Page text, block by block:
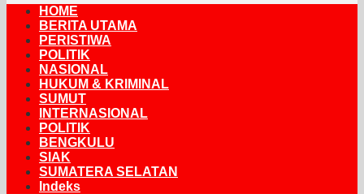
HOME
BERITA UTAMA
PERISTIWA
POLITIK
NASIONAL
HUKUM & KRIMINAL
SUMUT
INTERNASIONAL
POLITIK
BENGKULU
SIAK
SUMATERA SELATAN
Indeks